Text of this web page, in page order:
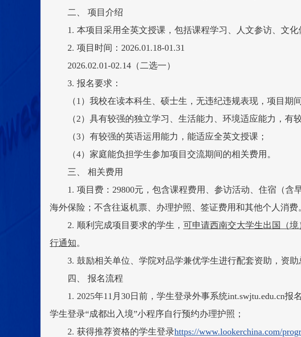
二、 项目介绍
1. 本项目采用全英文授课，包括课程学习、人文参访、文
2. 项目时间：2026.01.18-01.31
2026.02.01-02.14（二选一）
3. 报名要求：
（1）我校在读本科生、硕士生，无违纪违规表现，项目期
（2）具有较强的独立学习、生活能力、环境适应能力，有
（3）有较强的英语运用能力，能适应全英文授课；
（4）家庭能负担学生参加项目交流期间的相关费用。
三、 相关费用
1. 项目费：29800元，包含课程费用、参访活动、住宿（含
海外保险；不含往返机票、办理护照、签证费用和其他个人消费
2. 顺利完成项目要求的学生， 可申请西南交大学生出国（
行通知。
3. 鼓励相关单位、学院对品学兼优学生进行配套资助，资助
四、 报名流程
1. 2025年11月30日前，学生登录外事系统int.swjtu.edu.cn
学生登录“成都出入境”小程序自行预约办理护照；
2. 获得推荐资格的学生登录https://www.lookerchina.com/